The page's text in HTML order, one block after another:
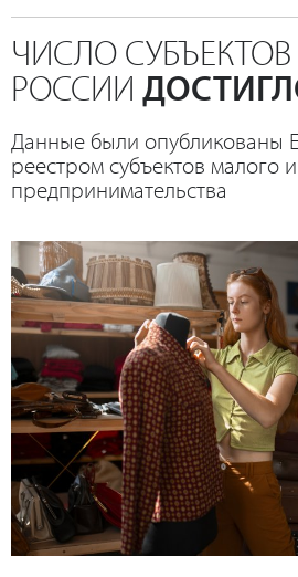
ЧИСЛО
РОССИИ
Данные были опубликованы
реестром субъектов малого
предпринимательства